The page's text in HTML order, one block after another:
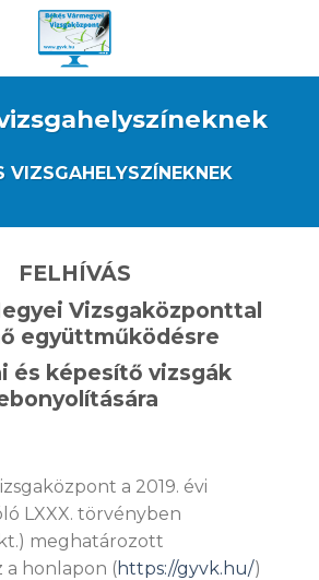
VIZSGAHELYSZÍNEKNEK
FELHÍVÁS
Vizsgaközponttal
együttműködésre
és képesítő vizsgák
a 2019. évi
LXXX. törvényben
meghatározott
a honlapon (https://gyvk.hu/)